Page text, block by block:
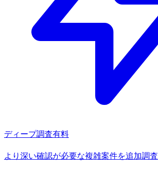
ディープ調査有料
より深い確認が必要な複雑案件を追加調査